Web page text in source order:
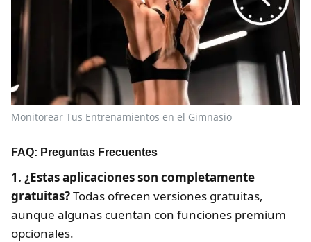
Monitorear Tus Entrenamientos en el Gimnasio
FAQ: Preguntas Frecuentes
1. ¿Estas aplicaciones son completamente
gratuitas?Todas ofrecen versiones gratuitas,
aunque algunas cuentan con funciones premium
opcionales.